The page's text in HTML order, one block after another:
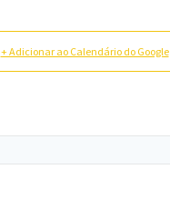
+ Adicionar ao Calendário do Google